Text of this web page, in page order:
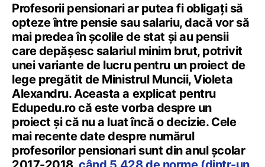
Profesorii pensionari ar putea fi obligaţi să
opteze între pensie sau salariu, dacă vor să
mai predea în şcolile de stat şi au pensii
care depăşesc salariul minim brut, potrivit
unei variante de lucru pentru un proiect de
lege pregătit de Ministrul Muncii, Violeta
Alexandru. Aceasta a explicat pentru
Edupedu.ro că este vorba despre un
proiect şi că nu a luat încă o decizie. Cele
mai recente date despre numărul
profesorilor pensionari sunt din anul școlar